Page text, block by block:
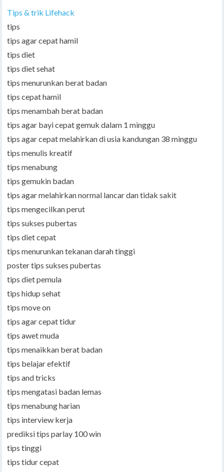
Tips & trik Lifehack
tips
tips agar cepat hamil
tips diet
tips diet sehat
tips menurunkan berat badan
tips cepat hamil
tips menambah berat badan
tips agar bayi cepat gemuk dalam 1 minggu
tips agar cepat melahirkan di usia kandungan 38 minggu
tips menulis kreatif
tips menabung
tips gemukin badan
tips agar melahirkan normal lancar dan tidak sakit
tips mengecilkan perut
tips sukses pubertas
tips diet cepat
tips menurunkan tekanan darah tinggi
poster tips sukses pubertas
tips diet pemula
tips hidup sehat
tips move on
tips agar cepat tidur
tips awet muda
tips menaikkan berat badan
tips belajar efektif
tips and tricks
tips mengatasi badan lemas
tips menabung harian
tips interview kerja
prediksi tips parlay 100 win
tips tinggi
tips tidur cepat